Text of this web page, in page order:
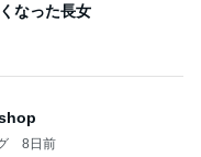
なった長女
8日前